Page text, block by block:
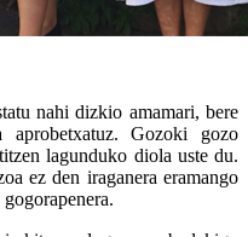
nahi dizkio amamari, bere
aprobetxatuz. Gozoki gozo
lagunduko diola uste du.
ez den iraganera eramango